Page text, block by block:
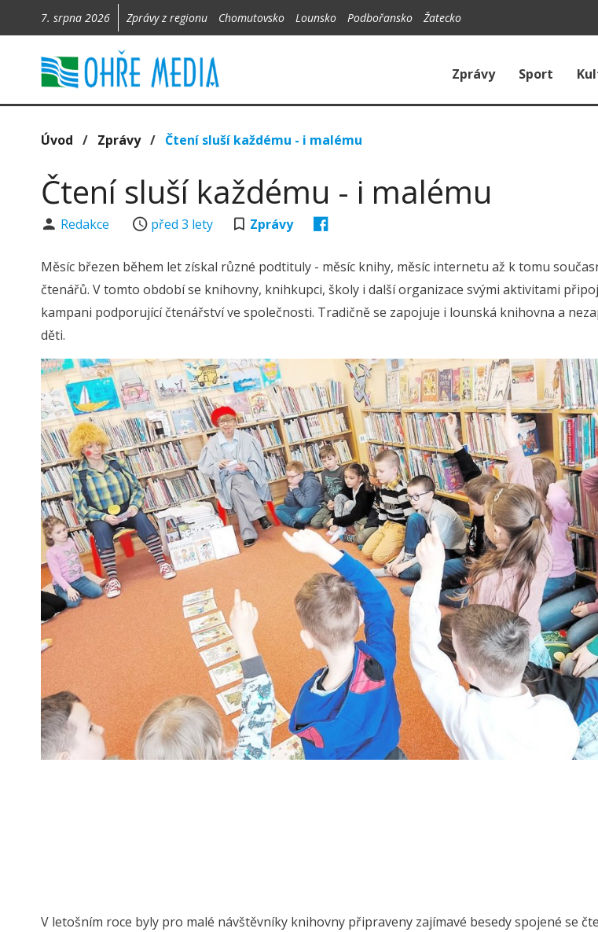
7. srpna 2026 Zprávy z regionu Chomutovsko Lounsko Podbořansko Žatecko
Zprávy Sport
Úvod / Zprávy/ Čtení sluší každému - i malému
Čtení sluší každému - i malému
Redakce před 3 lety Zprávy
Měsíc březen během let získal různé podtituly - měsíc knihy, měsíc internetu až k tomu
čtenářů. V tomto období se knihovny, knihkupci, školy i další organizace svými aktivitami
kampani podporující čtenářství ve společnosti. Tradičně se zapojuje i lounská knihovna a
děti.
V letošním roce byly pro malé návštěvníky knihovny připraveny zajímavé besedy spojené se